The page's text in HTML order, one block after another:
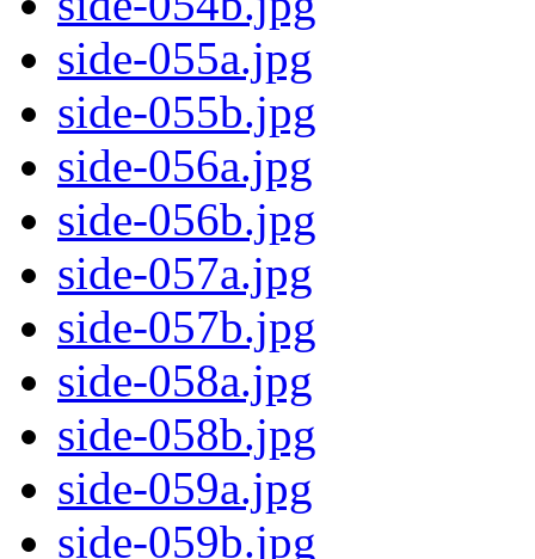
side-055a.jpg
side-055b.jpg
side-056a.jpg
side-056b.jpg
side-057a.jpg
side-057b.jpg
side-058a.jpg
side-058b.jpg
side-059a.jpg
side-059b.jpg